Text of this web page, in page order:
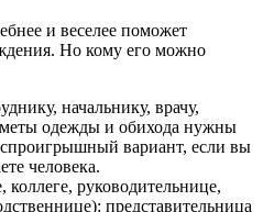
и веселее поможет
Но кому его можно
начальнику, врачу,
одежды и обихода нужны
вариант, если вы
человека.
руководительнице,
представительница